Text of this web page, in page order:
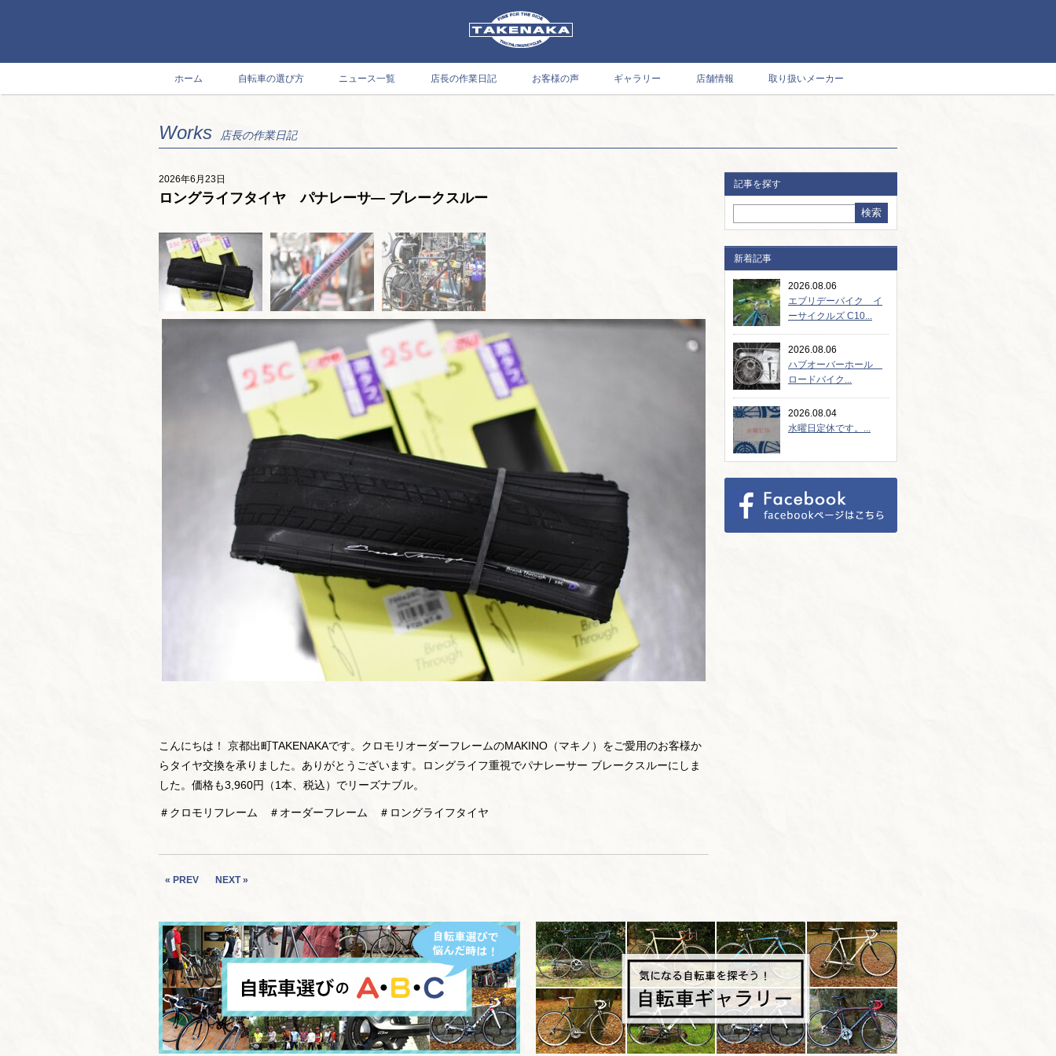
ホーム 自転車の選び方 ニュース一覧 店長の作業日記 お客様の声 ギャラリー 店舗情報 取り扱いメーカー
Works 店長の作業日記
2026年6月23日
ロングライフタイヤ パナレーサ― ブレークスルー
こんにちは！ 京都出町TAKENAKAです。クロモリオーダーフレームのMAKINO（マキノ）をご愛用のお客様か
らタイヤ交換を承りました。ありがとうございます。ロングライフ重視でパナレーサー ブレークスルーにしま
した。価格も3,960円（1本、税込）でリーズナブル。
＃クロモリフレーム ＃オーダーフレーム ＃ロングライフタイヤ
« PREV NEXT »
記事を探す
新着記事
2026.08.06
エブリデーバイク イ
ーサイクルズ C10...
2026.08.06
ハブオーバーホール
ロードバイク...
2026.08.04
水曜日定休です。...